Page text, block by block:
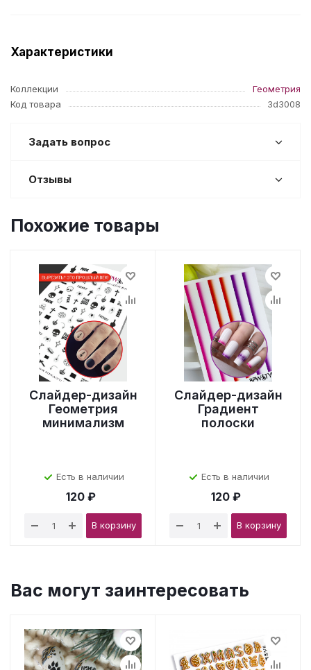
Характеристики
Коллекции
Геометрия
Код товара
3d3008
Задать вопрос
Отзывы
Похожие товары
Слайдер-дизайн
Геометрия
минимализм
Есть в наличии
120 ₽
В корзину
Слайдер-дизайн
Градиент
полоски
Есть в наличии
120 ₽
В корзину
Вас могут заинтересовать